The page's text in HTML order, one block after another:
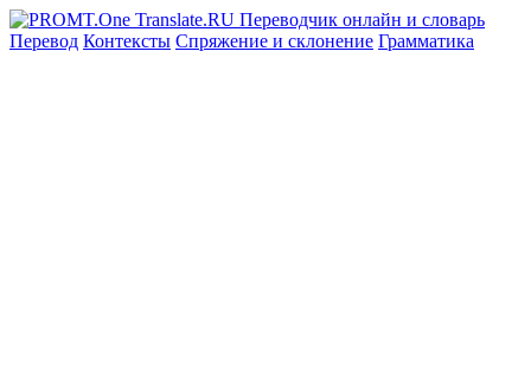
Перевод Контексты Спряжение и склонение Грамматика